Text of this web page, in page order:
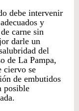
debe intervenir
y
carne sin
darle un
del
de La Pampa,
ciervo se
de embutidos
posible